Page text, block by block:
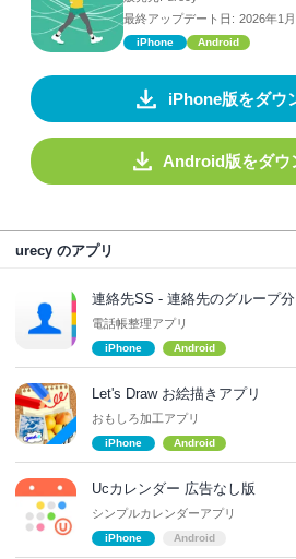
最終アップデート日: 2026年1
iPhone Android
iPhone版をダウ
Android版をダウ
urecy のアプリ
連絡先SS - 連絡先のグループ
電話帳整理アプリ
iPhone Android
Let's Draw お絵描きアプリ
おもしろ加工アプリ
iPhone Android
Ucカレンダー 広告なし版
シンプルカレンダーアプリ
iPhone Android